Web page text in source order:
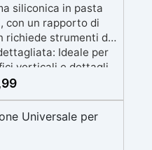
siliconica in pasta
con un rapporto di
richiede strumenti di
Ideale per
verticali e dettagli
resine, gesso, cera,
inodore,
senza guanti o
e durabilità: